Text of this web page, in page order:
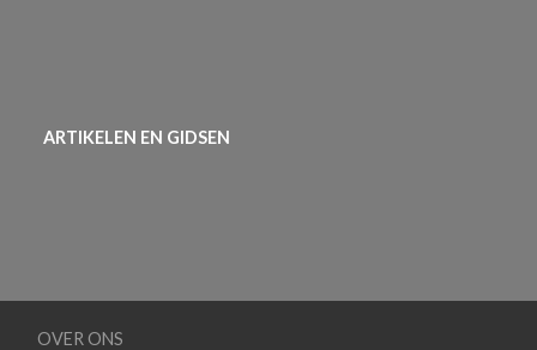
ARTIKELEN EN GIDSEN
OVER ONS